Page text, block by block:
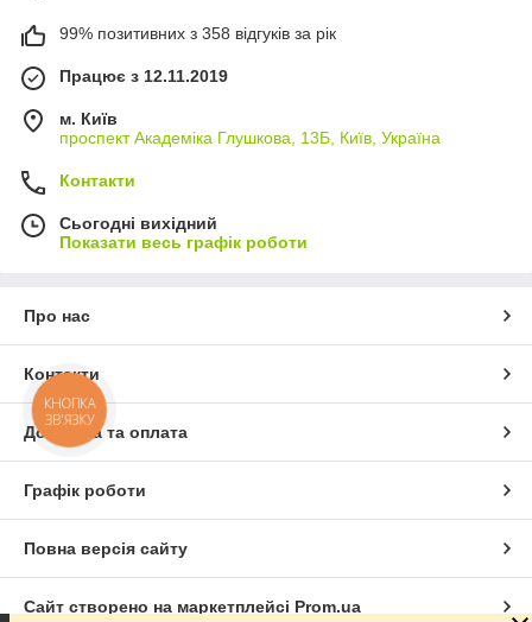
99% позитивних з 358 відгуків за рік
Працює з 12.11.2019
м. Київ
проспект Академіка Глушкова, 13Б, Київ, Україна
Контакти
Сьогодні вихідний
Показати весь графік роботи
Про нас
Контакти
Доставка та оплата
Графік роботи
Повна версія сайту
Сайт створено на маркетплейсі Prom.ua
КНОПКА
ЗВ'ЯЗКУ